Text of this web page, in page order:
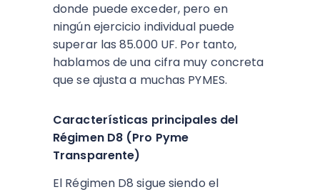
donde puede exceder, pero en
ningún ejercicio individual puede
superar las 85.000 UF. Por tanto,
hablamos de una cifra muy concreta
que se ajusta a muchas PYMES.
Características principales del
Régimen D8 (Pro Pyme
Transparente)
El Régimen D8 sigue siendo el